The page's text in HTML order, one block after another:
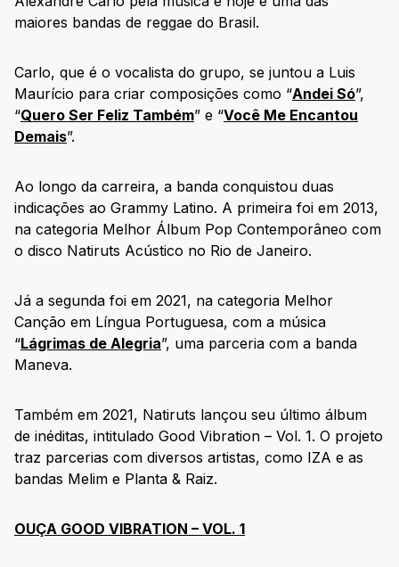
maiores bandas de reggae do Brasil.
Carlo, que é o vocalista do grupo, se juntou a Luis
Maurício para criar composições como “Andei Só”,
“Quero Ser Feliz Também” e “Você Me Encantou
Demais”.
Ao longo da carreira, a banda conquistou duas
indicações ao Grammy Latino. A primeira foi em 2013,
na categoria Melhor Álbum Pop Contemporâneo com
o disco Natiruts Acústico no Rio de Janeiro.
Já a segunda foi em 2021, na categoria Melhor
Canção em Língua Portuguesa, com a música
“Lágrimas de Alegria”, uma parceria com a banda
Maneva.
Também em 2021, Natiruts lançou seu último álbum
de inéditas, intitulado Good Vibration – Vol. 1. O projeto
traz parcerias com diversos artistas, como IZA e as
bandas Melim e Planta & Raiz.
OUÇA GOOD VIBRATION – VOL. 1